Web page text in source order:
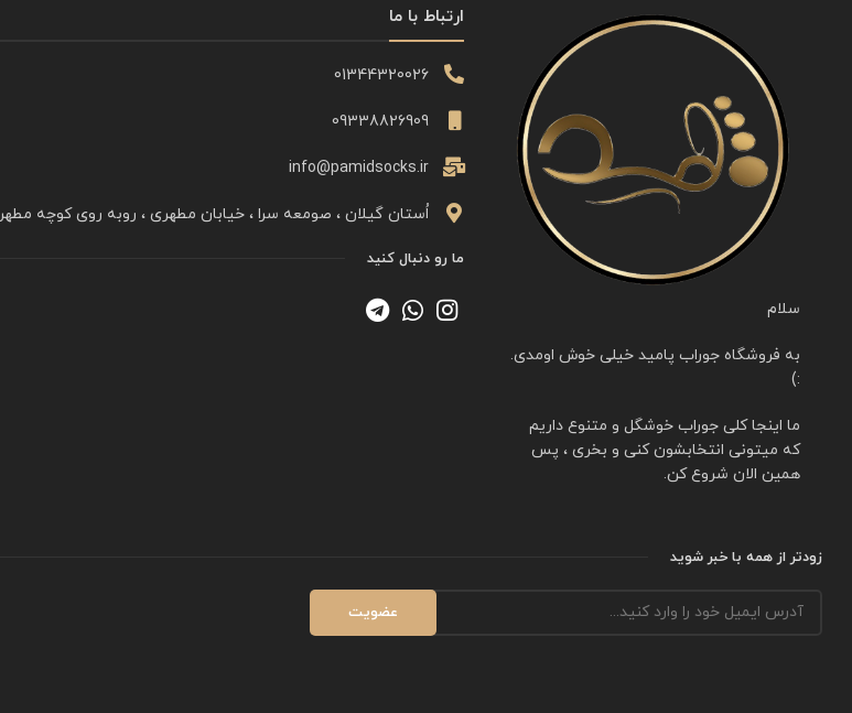
سلام
به فروشگاه جوراب پامید خیلی خوش اومدی.
:)
ما اینجا کلی جوراب خوشگل و متنوع داریم
که میتونی انتخابشون کنی و بخری ، پس
همین الان شروع کن.
ارتباط با ما
01344320026
09338826909
info@pamidsocks.ir
اُستان گیلان ، صومعه سرا ، خیابان مطهری ، روبه روی کوچه مطهر ۲
ما رو دنبال کنید
زودتر از همه با خبر شوید